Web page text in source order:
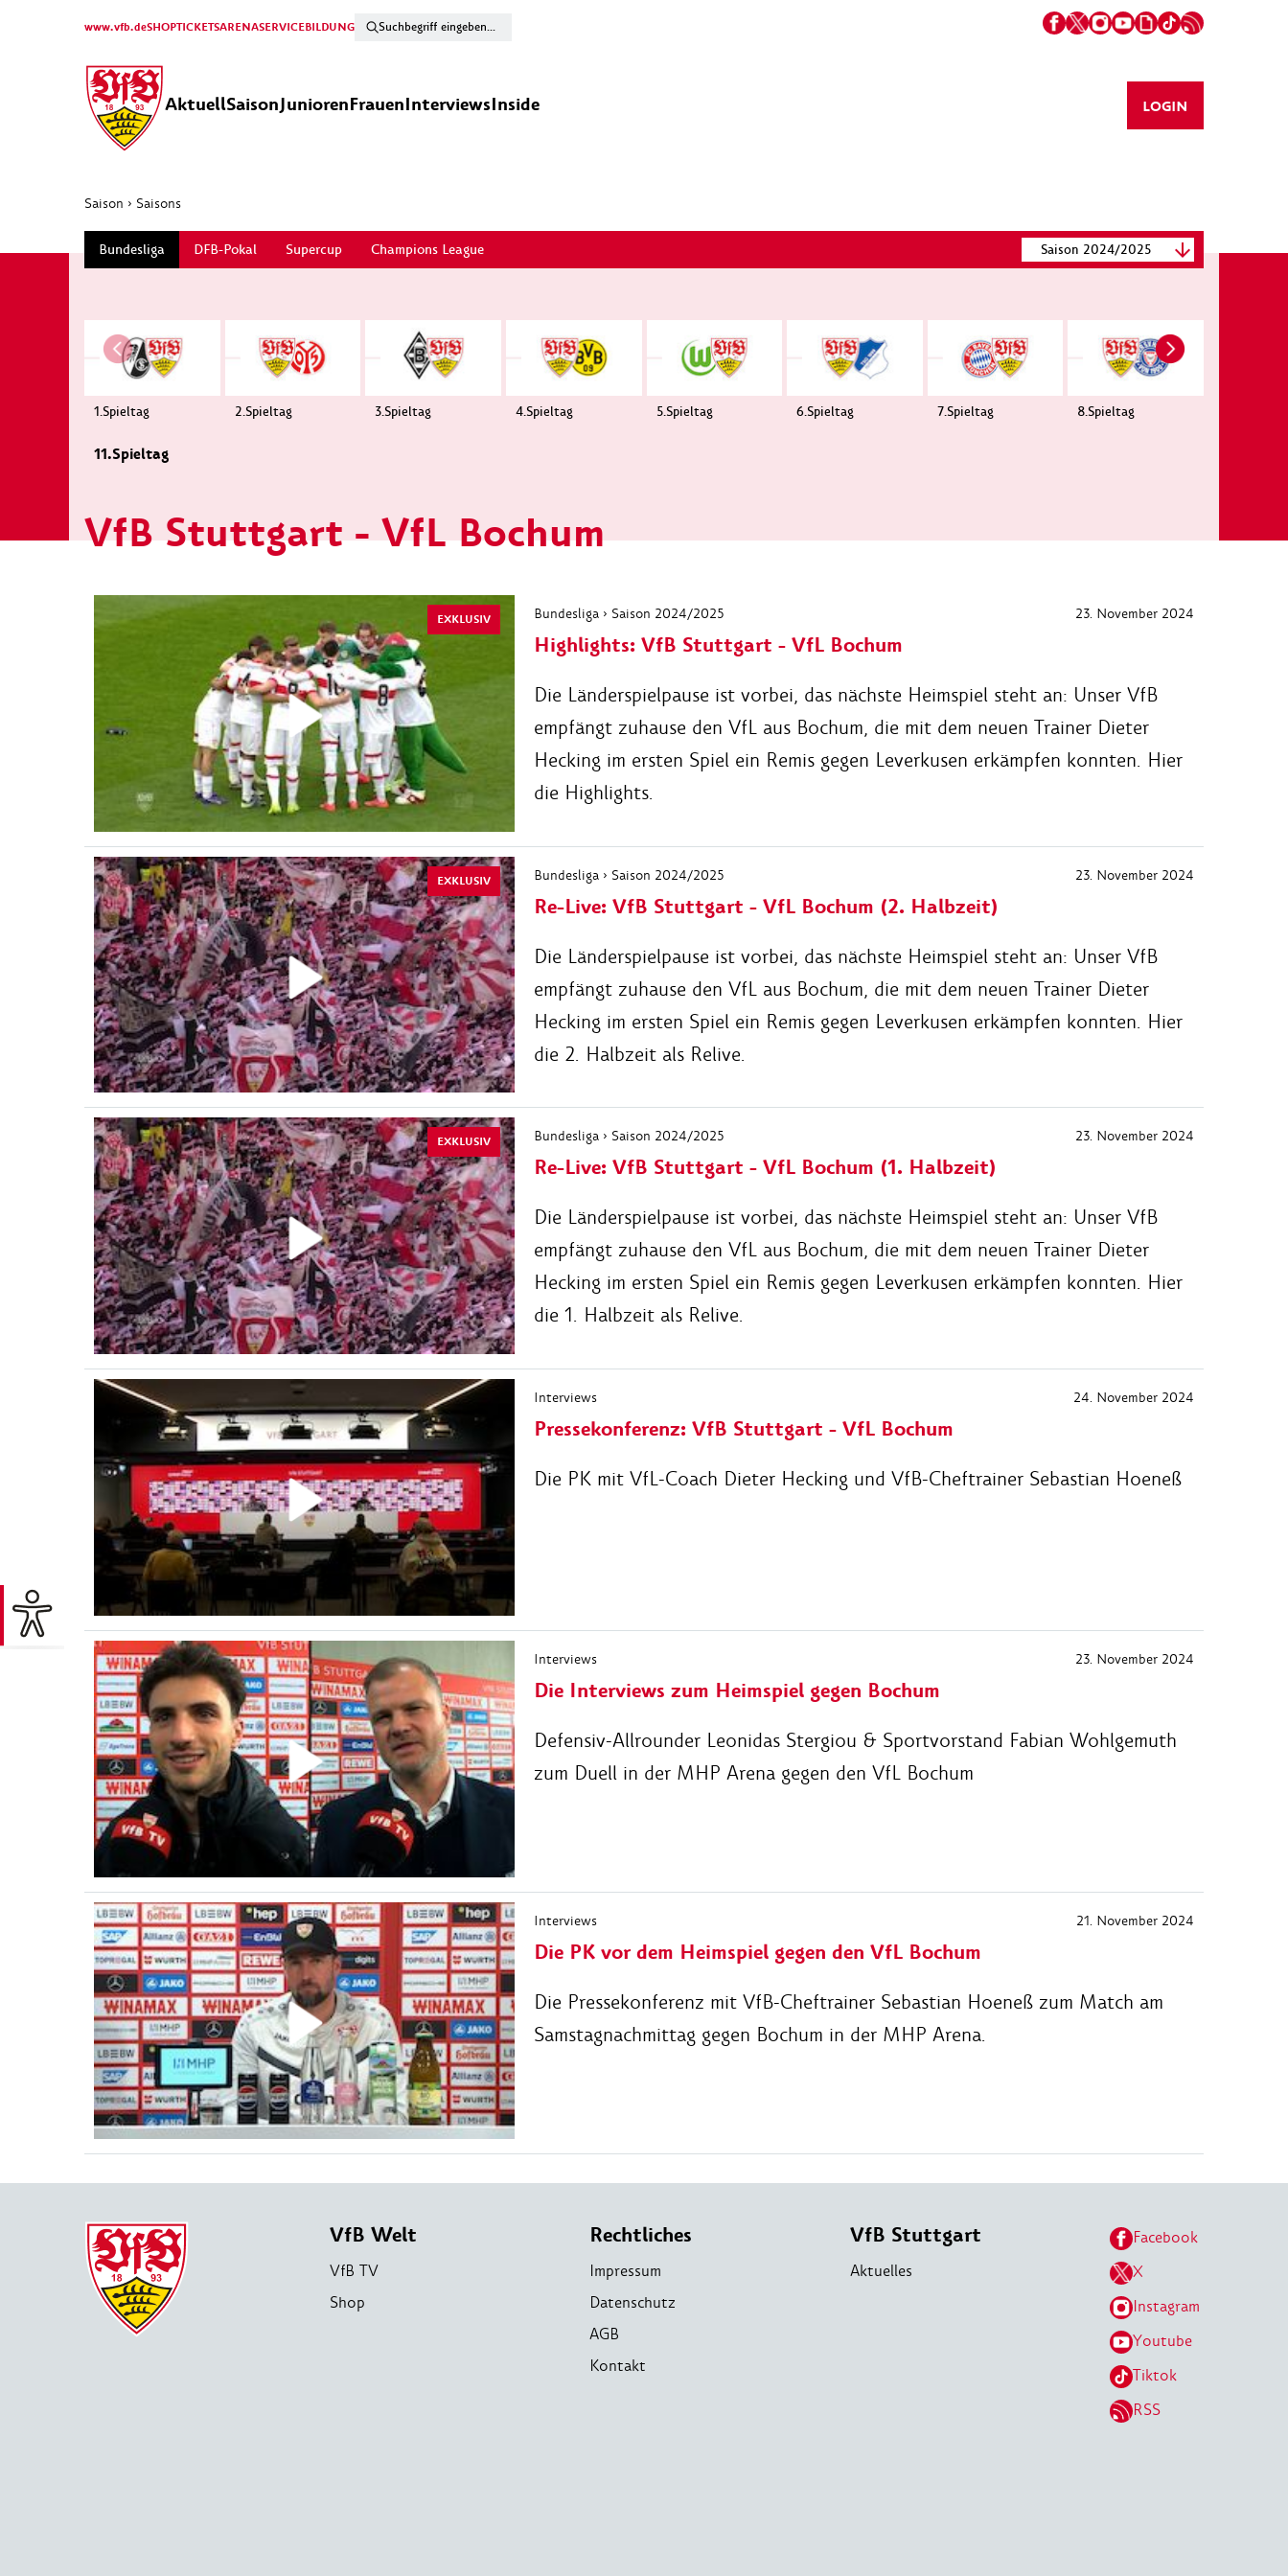
www.vfb.deSHOPTICKETSARENASERVICEBILDUNG
AktuellSaisonJuniorenFrauenInterviewsInside LOGIN
Saison › Saisons
Saison 2024/2025
Bundesliga DFB-Pokal Supercup Champions League
1.Spieltag 2.Spieltag 3.Spieltag 4.Spieltag 5.Spieltag 6.Spieltag 7.Spieltag 8.Spieltag
11.Spieltag
VfB Stuttgart - VfL Bochum
EXKLUSIV Bundesliga › Saison 2024/2025 23. November 2024
Highlights: VfB Stuttgart - VfL Bochum
Die Länderspielpause ist vorbei, das nächste Heimspiel steht an: Unser VfB
empfängt zuhause den VfL aus Bochum, die mit dem neuen Trainer Dieter
Hecking im ersten Spiel ein Remis gegen Leverkusen erkämpfen konnten. Hier
die Highlights.
EXKLUSIV Bundesliga › Saison 2024/2025 23. November 2024
Re-Live: VfB Stuttgart - VfL Bochum (2. Halbzeit)
Die Länderspielpause ist vorbei, das nächste Heimspiel steht an: Unser VfB
empfängt zuhause den VfL aus Bochum, die mit dem neuen Trainer Dieter
Hecking im ersten Spiel ein Remis gegen Leverkusen erkämpfen konnten. Hier
die 2. Halbzeit als Relive.
EXKLUSIV Bundesliga › Saison 2024/2025 23. November 2024
Re-Live: VfB Stuttgart - VfL Bochum (1. Halbzeit)
Die Länderspielpause ist vorbei, das nächste Heimspiel steht an: Unser VfB
empfängt zuhause den VfL aus Bochum, die mit dem neuen Trainer Dieter
Hecking im ersten Spiel ein Remis gegen Leverkusen erkämpfen konnten. Hier
die 1. Halbzeit als Relive.
Interviews 24. November 2024
Pressekonferenz: VfB Stuttgart - VfL Bochum
Die PK mit VfL-Coach Dieter Hecking und VfB-Cheftrainer Sebastian Hoeneß
Interviews 23. November 2024
Die Interviews zum Heimspiel gegen Bochum
Defensiv-Allrounder Leonidas Stergiou & Sportvorstand Fabian Wohlgemuth
zum Duell in der MHP Arena gegen den VfL Bochum
Interviews 21. November 2024
Die PK vor dem Heimspiel gegen den VfL Bochum
Die Pressekonferenz mit VfB-Cheftrainer Sebastian Hoeneß zum Match am
Samstagnachmittag gegen Bochum in der MHP Arena.
VfB Welt
VfB TV
Shop
Rechtliches
Impressum
Datenschutz
AGB
Kontakt
VfB Stuttgart
Aktuelles
Facebook
X
Instagram
Youtube
Tiktok
RSS